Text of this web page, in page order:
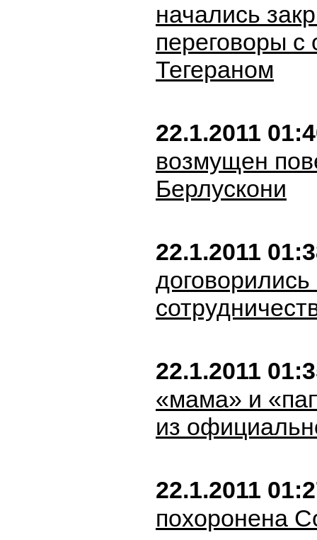
начались
переговоры
Тегераном
22.1.2011
возмущен
Берлускони
22.1.2011
договорились
22.1.2011
«мама» и
из
22.1.2011
похоронена